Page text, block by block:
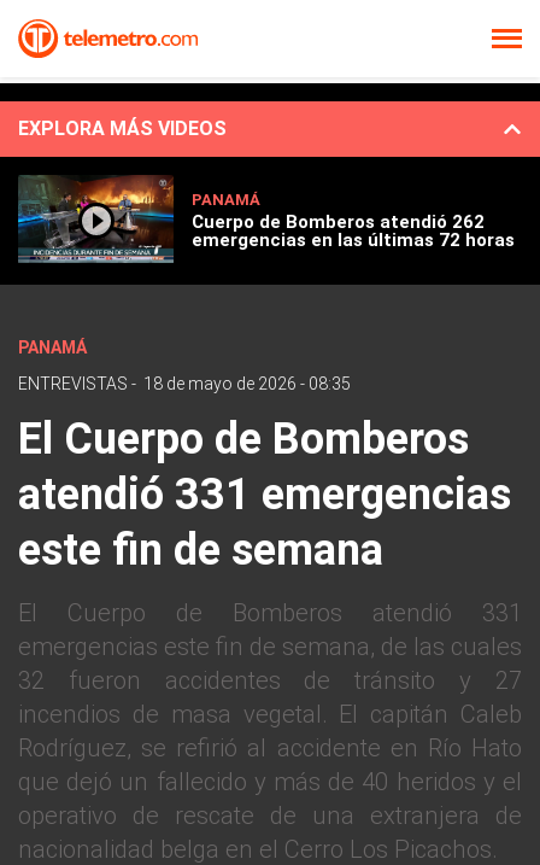
EXPLORA MÁS VIDEOS
PANAMÁ
Cuerpo de Bomberos atendió 262
emergencias en las últimas 72 horas
PANAMÁ
ENTREVISTAS - 18 de mayo de 2026 - 08:35
El Cuerpo de Bomberos
atendió 331 emergencias
este fin de semana
El Cuerpo de Bomberos atendió 331
emergencias este fin de semana, de las cuales
32 fueron accidentes de tránsito y 27
incendios de masa vegetal. El capitán Caleb
Rodríguez, se refirió al accidente en Río Hato
que dejó un fallecido y más de 40 heridos y el
operativo de rescate de una extranjera de
nacionalidad belga en el Cerro Los Picachos.